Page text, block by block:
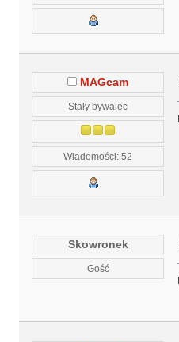
MAGcam
Stały bywalec
Wiadomości: 52
Skowronek
Gość